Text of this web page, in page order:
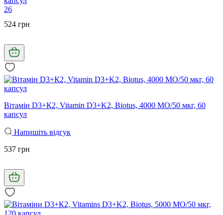
26
524 грн
Вітамін D3+К2, Vitamin D3+K2, Biotus, 4000 МО/50 мкг, 60
капсул
Напишіть відгук
537 грн